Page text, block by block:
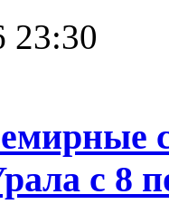
23:30
с 8